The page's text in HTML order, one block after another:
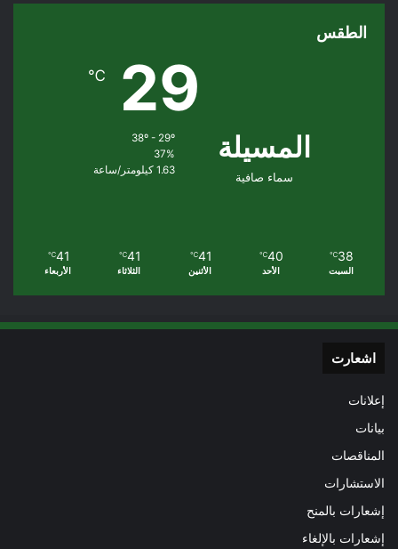
الطقس
المسيلة
سماء صافية
29
℃
38º - 29º
37%
1.63 كيلومتر/ساعة
38
℃
السبت
40
℃
الأحد
41
℃
الأثنين
41
℃
الثلاثاء
41
℃
الأربعاء
اشعارت
إعلانات
بيانات
المناقصات
الاستشارات
إشعارات بالمنح
إشعارات بالإلغاء